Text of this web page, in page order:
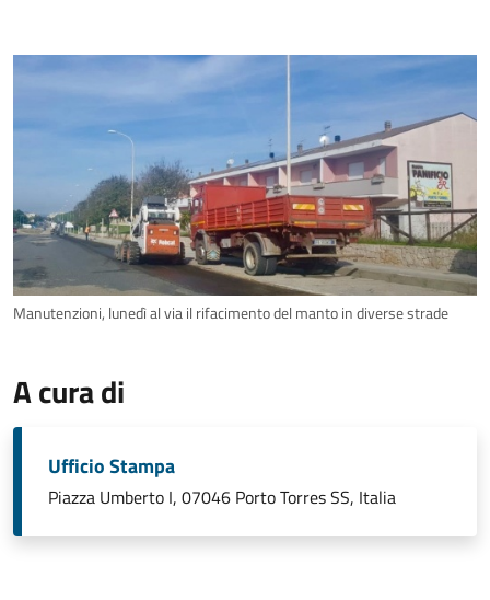
Manutenzioni, lunedì al via il rifacimento del manto in diverse strade
A cura di
Ufficio Stampa
Piazza Umberto I, 07046 Porto Torres SS, Italia